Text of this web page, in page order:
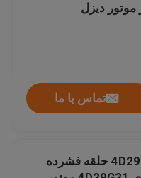
موتور دیزل
تماس با ما
4D29G31-04002 حلقه فشرده